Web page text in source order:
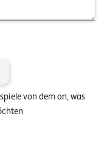
von dem an, was